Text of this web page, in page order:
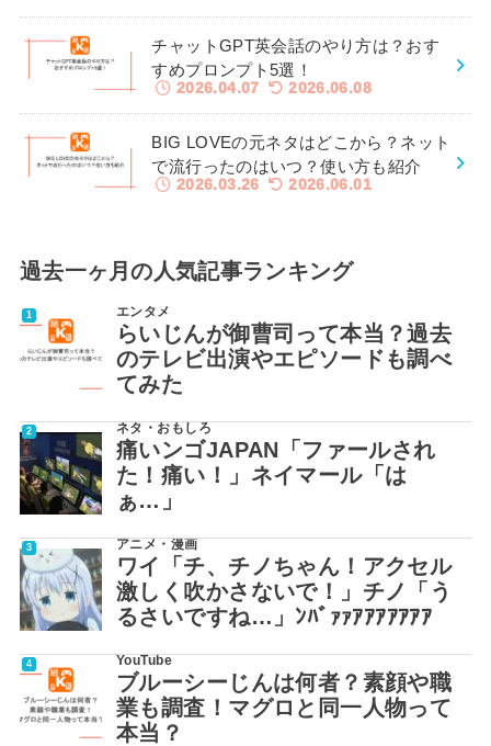
チャットGPT英会話のやり方は？おす
すめプロンプト5選！
2026.04.07 2026.06.08
BIG LOVEの元ネタはどこから？ネット
で流行ったのはいつ？使い方も紹介
2026.03.26 2026.06.01
過去一ヶ月の人気記事ランキング
エンタメ
らいじんが御曹司って本当？過去
のテレビ出演やエピソードも調べ
てみた
ネタ・おもしろ
痛いンゴJAPAN「ファールされ
た！痛い！」ネイマール「は
ぁ…」
アニメ・漫画
ワイ「チ、チノちゃん！アクセル
激しく吹かさないで！」チノ「う
るさいですね…」ﾝﾊﾞｧｧｱｱｱｱｱｱｱ
YouTube
ブルーシーじんは何者？素顔や職
業も調査！マグロと同一人物って
本当？